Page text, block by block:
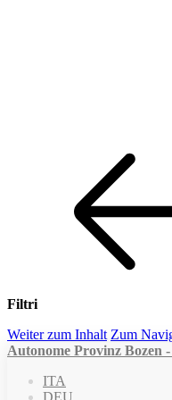
Filtri
Weiter zum Inhalt Zum
Autonome Provinz Bozen
ITA
DEU